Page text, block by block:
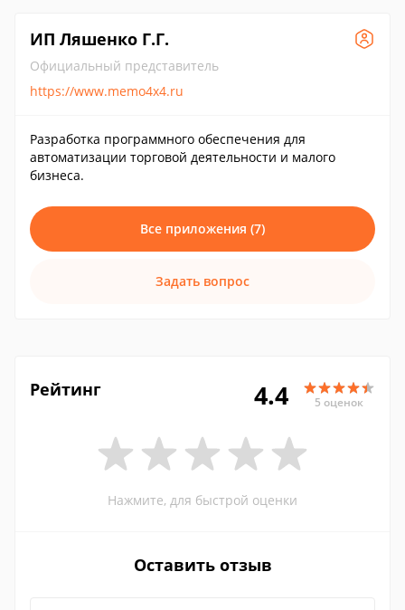
ИП Ляшенко Г.Г.
Официальный представитель
https://www.memo4x4.ru
Разработка программного обеспечения для
автоматизации торговой деятельности и малого
бизнеса.
Все приложения (7)
Задать вопрос
Рейтинг 4.4 5 оценок
Нажмите, для быстрой оценки
Оставить отзыв